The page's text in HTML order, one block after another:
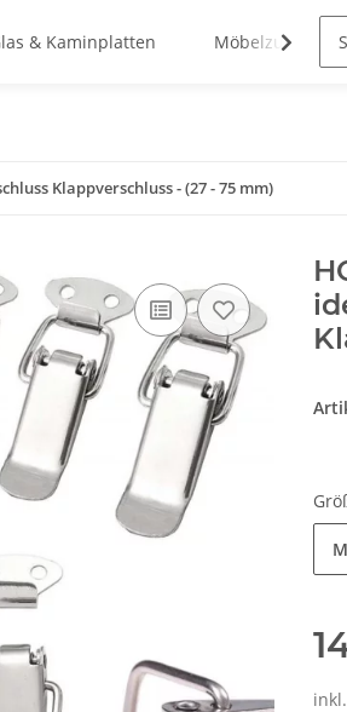
& Kaminplatten Möbelzubehör
Klappverschluss - (27 - 75 mm)
M